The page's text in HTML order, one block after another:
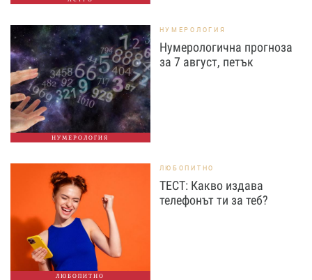
НУМЕРОЛОГИЯ
НУМЕРОЛОГИЯ
Нумерологична прогноза
за 7 август, петък
ЛЮБОПИТНО
ЛЮБОПИТНО
ТЕСТ: Какво издава
телефонът ти за теб?